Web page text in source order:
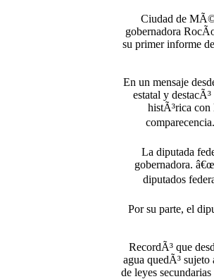
Ciudad de
gobernadora
su primer informe
En un mensaje
estatal y
histÃ³rica con
La diputada
gobernadora.
diputados
Por su parte, el
RecordÃ³ que
agua quedÃ³
de leyes